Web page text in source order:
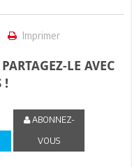
Imprimer
LE AVEC
!
ABONNEZ-
VOUS